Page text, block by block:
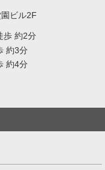
ビル2F
歩 約2分
約3分
約4分